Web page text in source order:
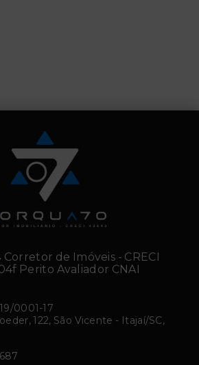
Corretor de Imóveis - CRECI
Perito Avaliador CNAI
0001-17
122, São Vicente - Itajaí/SC,